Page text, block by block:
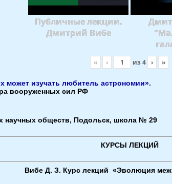
Публичные лекции.
Дмитрий Вибе
« ‹ из 4 › »
может изучать любитель астрономии».
вооруженных сил РФ
научных обществ, Подольск, школа № 29
КУРСЫ ЛЕКЦИЙ
Вибе Д. З. Курс лекций «Эволюция